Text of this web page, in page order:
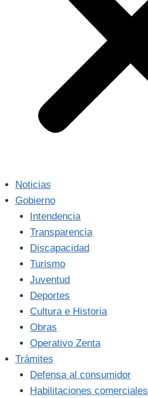
Noticias
Gobierno
Intendencia
Transparencia
Discapacidad
Turismo
Juventud
Deportes
Cultura e Historia
Obras
Operativo Zenta
Trámites
Defensa al consumidor
Habilitaciones comerciales